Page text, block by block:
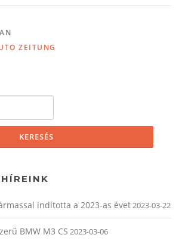
ZEITUNG
indította a 2023-as évet2023-03-22
BMW M3 CS 2023-03-06